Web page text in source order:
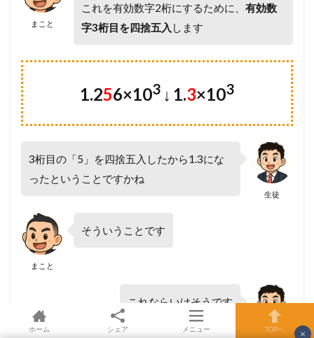
まこと
これを有効数字2桁にするために、 有効数
字3桁目を四捨五入 します
1.256×103 ↓ 1.3×103
生徒
3桁目の「5」を四捨五入したから1.3にな
ったということですかね
まこと
そういうことです
これならいけそうです
ホーム シェア メニュー TOPへ ×